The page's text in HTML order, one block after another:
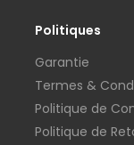
Politiques
Garantie
Termes &
Politique de
Politique de